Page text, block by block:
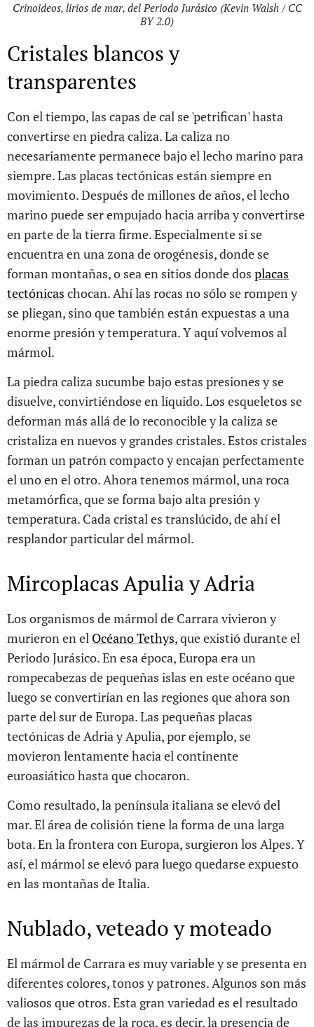
Crinoideos, lirios de mar, del Periodo Jurásico (Kevin Walsh / CC
BY 2.0)
Cristales blancos y
transparentes
Con el tiempo, las capas de cal se 'petrifican' hasta
convertirse en piedra caliza. La caliza no
necesariamente permanece bajo el lecho marino para
siempre. Las placas tectónicas están siempre en
movimiento. Después de millones de años, el lecho
marino puede ser empujado hacia arriba y convertirse
en parte de la tierra firme. Especialmente si se
encuentra en una zona de orogénesis, donde se
forman montañas, o sea en sitios donde dos placas
tectónicas chocan. Ahí las rocas no sólo se rompen y
se pliegan, sino que también están expuestas a una
enorme presión y temperatura. Y aquí volvemos al
mármol.
La piedra caliza sucumbe bajo estas presiones y se
disuelve, convirtiéndose en líquido. Los esqueletos se
deforman más allá de lo reconocible y la caliza se
cristaliza en nuevos y grandes cristales. Estos cristales
forman un patrón compacto y encajan perfectamente
el uno en el otro. Ahora tenemos mármol, una roca
metamórfica, que se forma bajo alta presión y
temperatura. Cada cristal es translúcido, de ahí el
resplandor particular del mármol.
Mircoplacas Apulia y Adria
Los organismos de mármol de Carrara vivieron y
murieron en el Océano Tethys, que existió durante el
Periodo Jurásico. En esa época, Europa era un
rompecabezas de pequeñas islas en este océano que
luego se convertirían en las regiones que ahora son
parte del sur de Europa. Las pequeñas placas
tectónicas de Adria y Apulia, por ejemplo, se
movieron lentamente hacia el continente
euroasiático hasta que chocaron.
Como resultado, la península italiana se elevó del
mar. El área de colisión tiene la forma de una larga
bota. En la frontera con Europa, surgieron los Alpes. Y
así, el mármol se elevó para luego quedarse expuesto
en las montañas de Italia.
Nublado, veteado y moteado
El mármol de Carrara es muy variable y se presenta en
diferentes colores, tonos y patrones. Algunos son más
valiosos que otros. Esta gran variedad es el resultado
de las impurezas de la roca, es decir, la presencia de